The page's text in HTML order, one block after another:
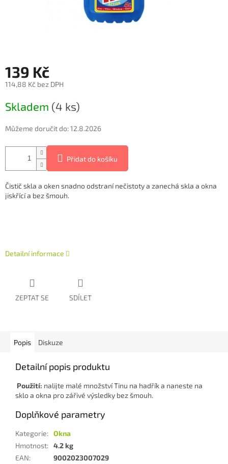
139 Kč
114,88 Kč bez DPH
cena:
Skladem (4 ks)
Můžeme doručit do:12.8.2026
Přidat do košíku
Čistič skla a oken snadno odstraní nečistoty a zanechá skla a okna
jiskřící a bez šmouh.
Detailní informace
ZEPTAT SE SDÍLET
Popis Diskuze
Detailní popis produktu
Použití: nalijte malé množství Tinu na hadřík a naneste na
sklo a okna pro zářivé výsledky bez šmouh.
Doplňkové parametry
Kategorie: Okna
Hmotnost: 4.2 kg
EAN: 9002023007029